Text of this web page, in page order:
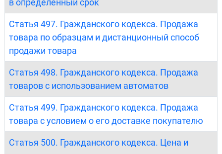
в определенный срок
Статья 497. Гражданского кодекса. Продажа
товара по образцам и дистанционный способ
продажи товара
Статья 498. Гражданского кодекса. Продажа
товаров с использованием автоматов
Статья 499. Гражданского кодекса. Продажа
товара с условием о его доставке покупателю
Статья 500. Гражданского кодекса. Цена и